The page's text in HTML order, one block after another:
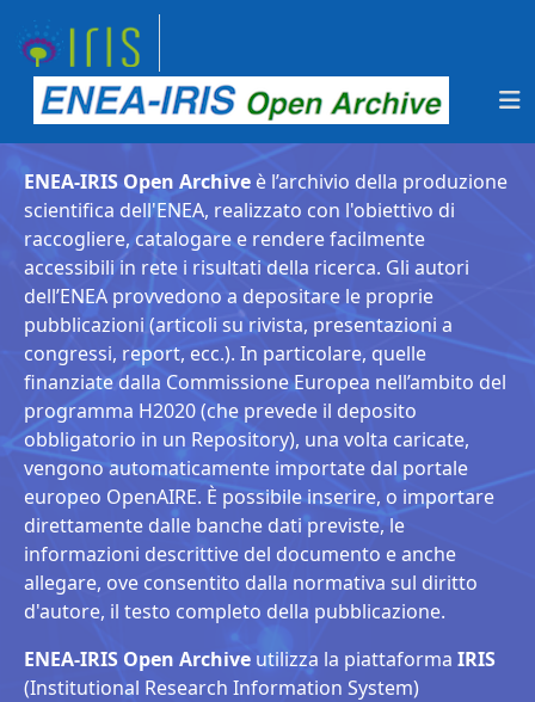
ENEA-IRIS Open Archive è l’archivio della produzione
scientifica dell'ENEA, realizzato con l'obiettivo di
raccogliere, catalogare e rendere facilmente
accessibili in rete i risultati della ricerca. Gli autori
dell’ENEA provvedono a depositare le proprie
pubblicazioni (articoli su rivista, presentazioni a
congressi, report, ecc.). In particolare, quelle
finanziate dalla Commissione Europea nell’ambito del
programma H2020 (che prevede il deposito
obbligatorio in un Repository), una volta caricate,
vengono automaticamente importate dal portale
europeo OpenAIRE. È possibile inserire, o importare
direttamente dalle banche dati previste, le
informazioni descrittive del documento e anche
allegare, ove consentito dalla normativa sul diritto
d'autore, il testo completo della pubblicazione.
ENEA-IRIS Open Archive utilizza la piattaforma IRIS
(Institutional Research Information System)